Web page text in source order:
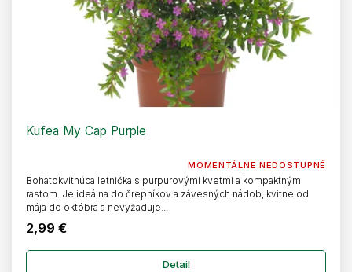
Kufea My Cap Purple
MOMENTÁLNE NEDOSTUPNÉ
2,99 €
Detail
Bohatokvitnúca letnička s purpurovými kvetmi a kompaktným
rastom. Je ideálna do črepníkov a závesných nádob, kvitne od
mája do októbra a nevyžaduje...